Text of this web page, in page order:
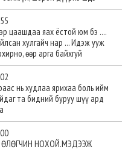
цаашдаа яах ёстой юм бэ ....
хулгайч нар ... Идэж ууж
өөр арга байхгуй
нь худлаа ярихаа боль ийм
та бидний буруу шүү ард
ӨЛӨГЧИН НОХОЙ.МЭДЭЭЖ